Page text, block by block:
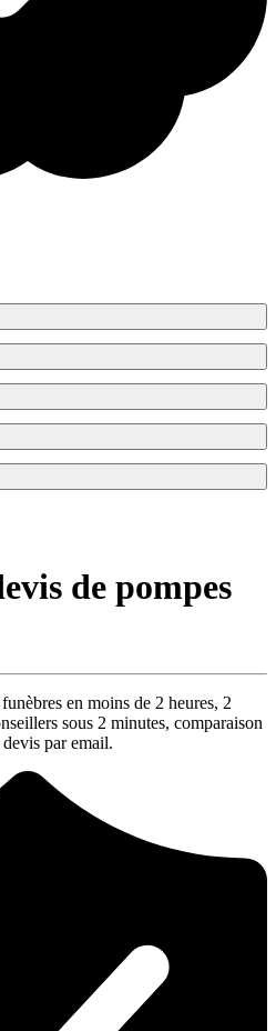
de pompes
en moins de 2 heures, 2
sous 2 minutes, comparaison
par email.